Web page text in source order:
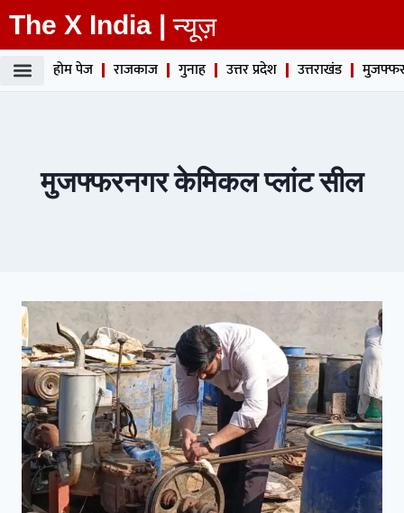
The X India | न्यूज़
होम पेज राजकाज गुनाह उत्तर प्रदेश उत्तराखंड
मुजफ्फरनगर केमिकल प्लांट सील